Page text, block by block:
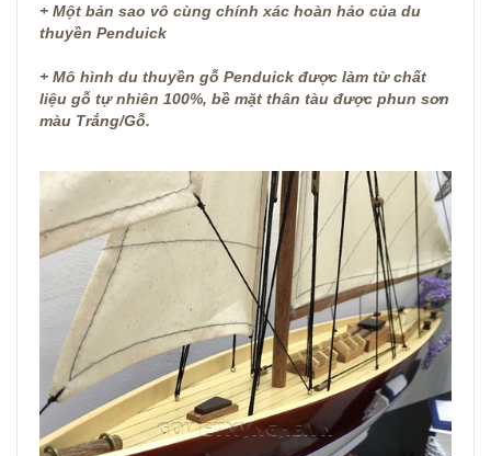
+ Một bản sao vô cùng chính xác hoàn hảo của du
thuyền Penduick
+ Mô hình du thuyền gỗ Penduick được làm từ chất
liệu gỗ tự nhiên 100%, bề mặt thân tàu được phun sơn
màu Trắng/Gỗ.